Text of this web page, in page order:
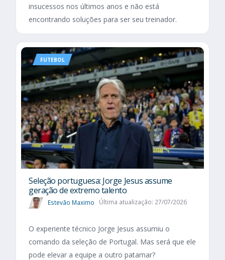
insucessos nos últimos anos e não está
encontrando soluções para ser seu treinador.
FUTEBOL
Seleção portuguesa: Jorge Jesus assume
geração de extremo talento
Estevão Maximo Última atualização: 27/07/2026
O experiente técnico Jorge Jesus assumiu o
comando da seleção de Portugal. Mas será que ele
pode elevar a equipe a outro patamar?